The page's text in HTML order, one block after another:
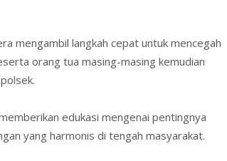
mengambil langkah cepat untuk mencegah
orang tua masing-masing kemudian
edukasi mengenai pentingnya
yang harmonis di tengah masyarakat.